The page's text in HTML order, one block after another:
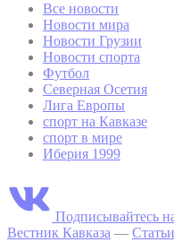
Все новости
Новости мира
Новости Грузии
Новости спорта
Футбол
Северная Осетия
Лига Европы
спорт на Кавказе
спорт в мире
Иберия 1999
Подписывайтесь
Вестник Кавказа — Статьи